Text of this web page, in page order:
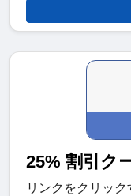
25% 割引ク
リンクをクリッ